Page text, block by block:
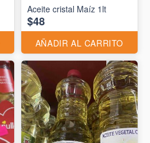
Aceite cristal Maíz 1lt
$48
AÑADIR AL CARRITO